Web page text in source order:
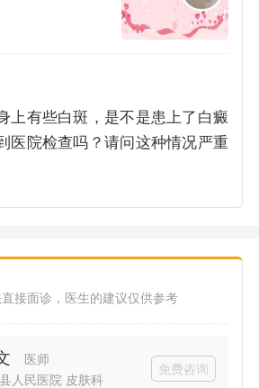
上有些白斑，是不是患上了白癜
医院检查吗？请问这种情况严重
直接面诊，医生的建议仅供参考
医师
人民医院 皮肤科
免费咨询